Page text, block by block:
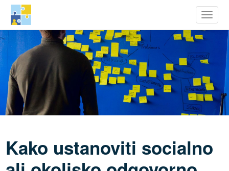
Skip
to
main
content
Youth Potential
Kako ustanoviti socialno